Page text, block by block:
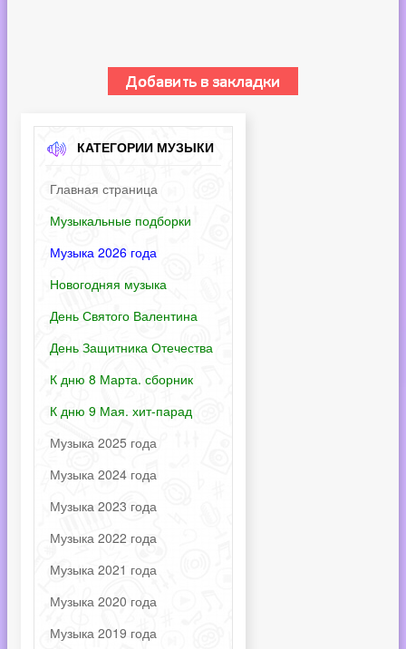
КАТЕГОРИИ МУЗЫКИ
Главная страница
Музыкальные подборки
Музыка 2026 года
Новогодняя музыка
День Святого Валентина
День Защитника Отечества
К дню 8 Марта. сборник
К дню 9 Мая. хит-парад
Музыка 2025 года
Музыка 2024 года
Музыка 2023 года
Музыка 2022 года
Музыка 2021 года
Музыка 2020 года
Музыка 2019 года